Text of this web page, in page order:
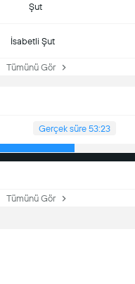
Şut
İsabetli Şut
Tümünü Gör
Gerçek süre 53:23
Tümünü Gör